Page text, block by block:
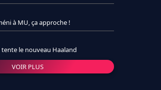
à MU, ça approche !
tente le nouveau Haaland
VOIR PLUS